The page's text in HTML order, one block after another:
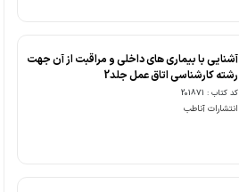
آشنایی با بیماری های داخلی و مراقبت از آن جهت
رشته کارشناسی اتاق عمل جلد2
کد کتاب : 201871
انتشارات آناطب